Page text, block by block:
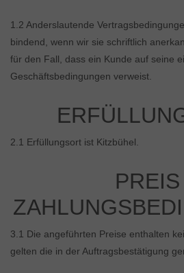
1.2 Anderslautende
bindend, wenn wir sie schriftlich
für den Fall, dass ein Kunde auf seine
Geschäftsbedingungen verweist.
2.1 Erfüllungsort ist Kitzbühel.
3.1 Die angeführten Preise enthalten
gelten die in der Auftragsbestätigung